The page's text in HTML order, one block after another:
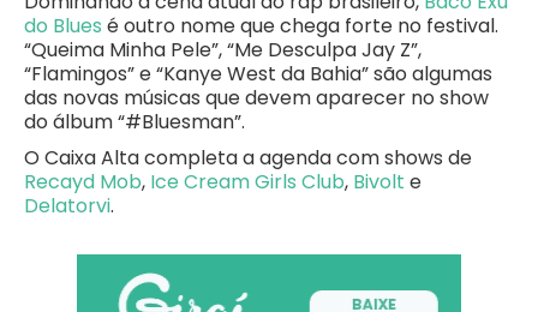
do Blues é outro nome que chega forte no festival.
“Queima Minha Pele”, “Me Desculpa Jay Z”,
“Flamingos” e “Kanye West da Bahia” são algumas
das novas músicas que devem aparecer no show
do álbum “#Bluesman”.
O Caixa Alta completa a agenda com shows de
Recayd Mob, Ice Cream Girls Club, Bivolt e
Delatorvi.